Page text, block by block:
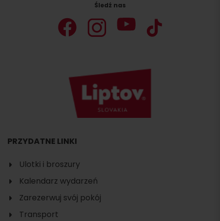
Śledź nas
PRZYDATNE LINKI
Ulotki i broszury
Kalendarz wydarzeń
Zarezerwuj svój pokój
Transport